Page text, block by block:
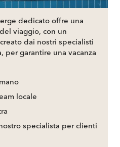
dedicato offre una
viaggio, con un
dai nostri specialisti
per garantire una vacanza
locale
specialista per clienti